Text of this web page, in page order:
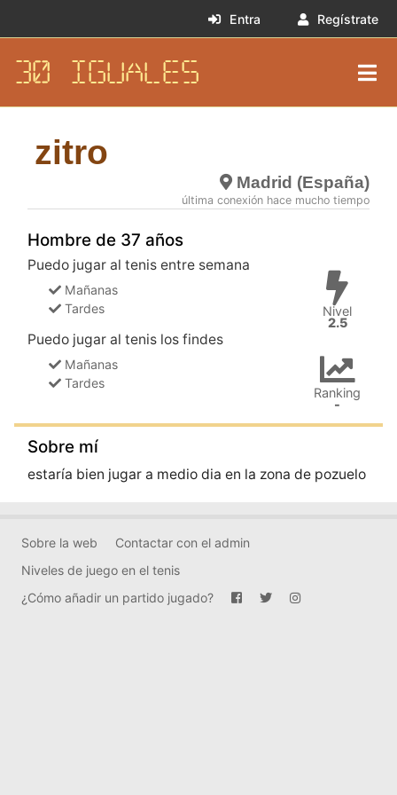
Entra Regístrate
30 IGUALES
zitro
Madrid (España)
última conexión hace mucho tiempo
Hombre de 37 años
Puedo jugar al tenis entre semana
Mañanas
Tardes
Puedo jugar al tenis los findes
Mañanas
Tardes
Nivel
2.5
Ranking
-
Sobre mí
estaría bien jugar a medio dia en la zona de pozuelo
Sobre la web
Contactar con el admin
Niveles de juego en el tenis
¿Cómo añadir un partido jugado?